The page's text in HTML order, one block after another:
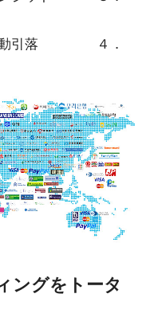
動引落 ４．
ングをトータ